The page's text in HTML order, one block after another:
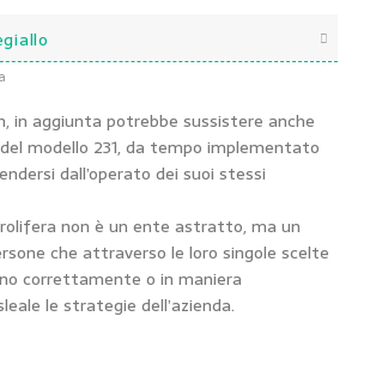
in aggiunta potrebbe sussistere anche
modello 231, da tempo implementato
dall’operato dei suoi stessi
non è un ente astratto, ma un
che attraverso le loro singole scelte
correttamente o in maniera
le strategie dell’azienda.